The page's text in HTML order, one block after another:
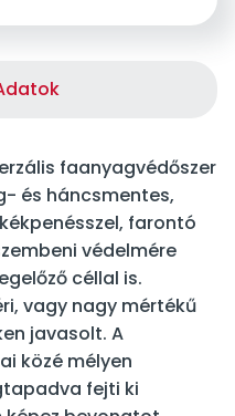
faanyagvédőszer
és háncsmentes,
farontó
védelmére
céllal is.
vagy nagy mértékű
javasolt. A
közé mélyen
fejti ki